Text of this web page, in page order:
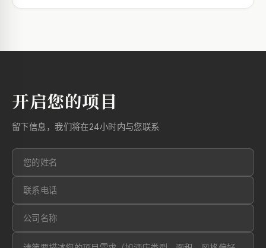
开启您的项目
留下信息，我们将在24小时内与您联系